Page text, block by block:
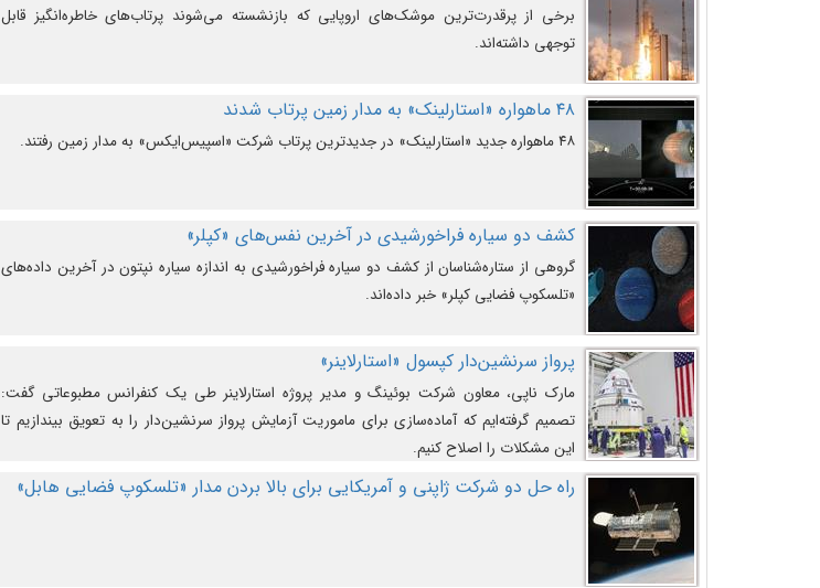
برخی از پرقدرت‌ترین موشک‌های اروپایی که بازنشسته می‌شوند پرتاب‌های خاطره‌انگیز قابل
توجهی داشته‌اند.
۴۸ ماهواره «استارلینک» به مدار زمین پرتاب شدند
۴۸ ماهواره جدید «استارلینک» در جدیدترین پرتاب شرکت «اسپیس‌ایکس» به مدار زمین رفتند.
کشف دو سیاره فراخورشیدی در آخرین نفس‌های «کپلر»
گروهی از ستاره‌شناسان از کشف دو سیاره فراخورشیدی به اندازه سیاره نپتون در آخرین داده‌های
«تلسکوپ فضایی کپلر» خبر داده‌اند.
پرواز سرنشین‌دار کپسول «استارلاینر»
مارک ناپی، معاون شرکت بوئینگ و مدیر پروژه استارلاینر طی یک کنفرانس مطبوعاتی گفت:
تصمیم گرفته‌ایم که آماده‌سازی برای ماموریت آزمایش پرواز سرنشین‌دار را به تعویق بیندازیم تا
این مشکلات را اصلاح کنیم.
راه حل دو شرکت ژاپنی و آمریکایی برای بالا بردن مدار «تلسکوپ فضایی هابل»